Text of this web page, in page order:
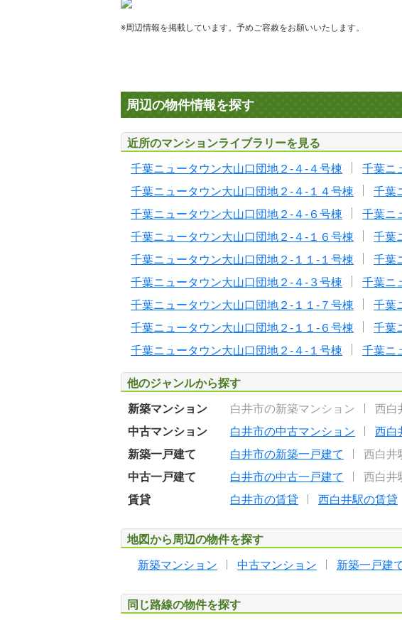
※周辺情報を掲載しています。予めご容赦をお願いいたします。
周辺の物件情報を探す
近所のマンションライブラリーを見る
千葉ニュータウン大山口団地２-４-４号棟 千葉ニ
千葉ニュータウン大山口団地２-４-１４号棟
千葉
千葉ニュータウン大山口団地２-４-６号棟
千葉ニ
千葉ニュータウン大山口団地２-４-１６号棟
千葉
千葉ニュータウン大山口団地２-１１-１号棟
千葉
千葉ニュータウン大山口団地２-４-３号棟
千葉ニ
千葉ニュータウン大山口団地２-１１-７号棟
千葉
千葉ニュータウン大山口団地２-１１-６号棟
千葉
千葉ニュータウン大山口団地２-４-１号棟
千葉ニ
他のジャンルから探す
新築マンション 白井市の新築マンション
西白
中古マンション
白井市の中古マンション
西白
新築一戸建て
白井市の新築一戸建て
西白井
中古一戸建て
白井市の中古一戸建て
西白井
賃貸
白井市の賃貸 西白井駅の賃貸
地図から周辺の物件を探す
新築マンション 中古マンション 新築一戸建
同じ路線の物件を探す